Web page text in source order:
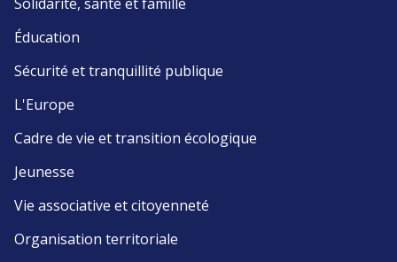
Éducation
Sécurité et tranquillité publique
L'Europe
Cadre de vie et transition écologique
Jeunesse
Vie associative et citoyenneté
Organisation territoriale